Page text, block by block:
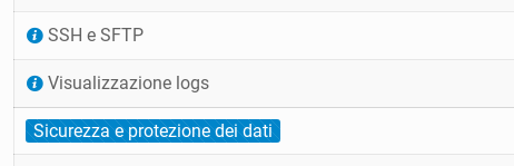
SSH e SFTP
Visualizzazione logs
Sicurezza e protezione dei dati